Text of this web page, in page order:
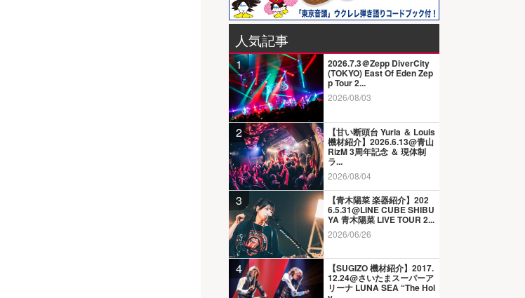
人気記事
1 2026.7.3＠Zepp DiverCity
(TOKYO) East Of Eden Zep
p Tour 2...
2026/08/03
2 【甘い断頭台 Yuria ＆ Louis
機材紹介】2026.6.13@青山
RizM 3周年記念 ＆ 現体制
ラ...
2026/08/04
3 【青木陽菜 楽器紹介】202
6.5.31@LINE CUBE SHIBU
YA 青木陽菜 LIVE TOUR 2...
2026/06/26
4 【SUGIZO 機材紹介】2017.
12.24@さいたまスーパーア
リーナ LUNA SEA “The Hol